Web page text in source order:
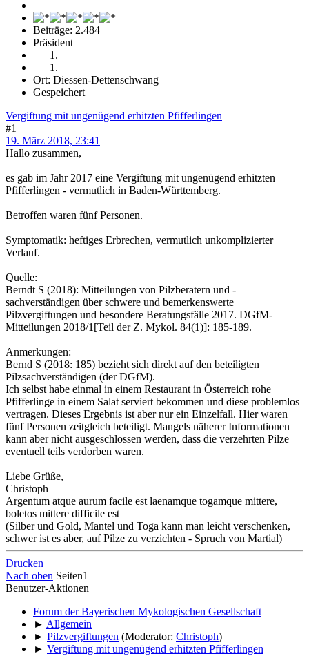
Beiträge: 2.484
Präsident
Ort: Diessen-Dettenschwang
Gespeichert
Vergiftung mit ungenügend erhitzten Pfifferlingen
#1
19. März 2018, 23:41
Hallo zusammen,
es gab im Jahr 2017 eine Vergiftung mit ungenügend erhitzten
Pfifferlingen - vermutlich in Baden-Württemberg.
Betroffen waren fünf Personen.
Symptomatik: heftiges Erbrechen, vermutlich unkomplizierter
Verlauf.
Quelle:
Berndt S (2018): Mitteilungen von Pilzberatern und -
sachverständigen über schwere und bemerkenswerte
Pilzvergiftungen und besondere Beratungsfälle 2017. DGfM-
Mitteilungen 2018/1[Teil der Z. Mykol. 84(1)]: 185-189.
Anmerkungen:
Bernd S (2018: 185) bezieht sich direkt auf den beteiligten
Pilzsachverständigen (der DGfM).
Ich selbst habe einmal in einem Restaurant in Österreich rohe
Pfifferlinge in einem Salat serviert bekommen und diese problemlos
vertragen. Dieses Ergebnis ist aber nur ein Einzelfall. Hier waren
fünf Personen zeitgleich beteiligt. Mangels näherer Informationen
kann aber nicht ausgeschlossen werden, dass die verzehrten Pilze
eventuell teils verdorben waren.
Liebe Grüße,
Christoph
Argentum atque aurum facile est laenamque togamque mittere,
boletos mittere difficile est
(Silber und Gold, Mantel und Toga kann man leicht verschenken,
schwer ist es aber, auf Pilze zu verzichten - Spruch von Martial)
Drucken
Nach oben Seiten1
Benutzer-Aktionen
Forum der Bayerischen Mykologischen Gesellschaft
► Allgemein
► Pilzvergiftungen (Moderator: Christoph)
► Vergiftung mit ungenügend erhitzten Pfifferlingen